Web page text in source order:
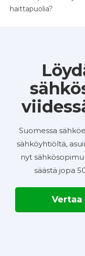
haittapuolia?
Suomessa
sähköyhtiöltä,
nyt
säästä jopa